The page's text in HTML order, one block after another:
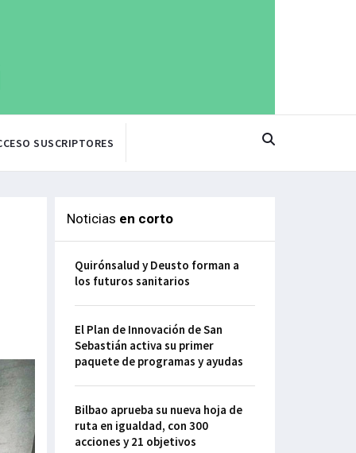
SUSCRIPTORES
Noticias en corto
Quirónsalud y Deusto forman a
los futuros sanitarios
El Plan de Innovación de San
Sebastián activa su primer
paquete de programas y ayudas
Bilbao aprueba su nueva hoja de
ruta en igualdad, con 300
acciones y 21 objetivos